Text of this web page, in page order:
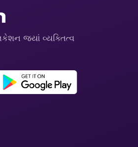
જ્યાં વ્યક્તિત્વ